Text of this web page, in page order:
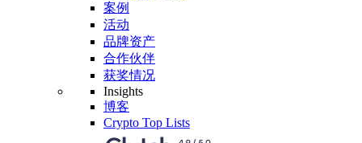
案例
活动
品牌资产
合作伙伴
获奖情况
Insights
博客
Crypto Top Lists